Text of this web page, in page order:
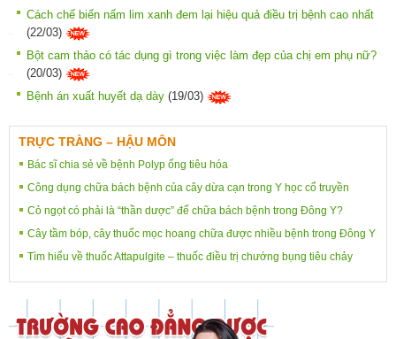
Cách chế biến nấm lim xanh đem lại hiệu quả điều trị bệnh cao nhất
(22/03)
Bột cam thảo có tác dụng gì trong việc làm đẹp của chị em phụ nữ?
(20/03)
Bệnh án xuất huyết dạ dày (19/03)
TRỰC TRÀNG – HẬU MÔN
Bác sĩ chia sẻ về bệnh Polyp ống tiêu hóa
Công dụng chữa bách bệnh của cây dừa cạn trong Y học cổ truyền
Cỏ ngọt có phải là “thần dược” để chữa bách bệnh trong Đông Y?
Cây tầm bóp, cây thuốc mọc hoang chữa được nhiều bệnh trong Đông Y
Tìm hiểu về thuốc Attapulgite – thuốc điều trị chướng bụng tiêu chảy